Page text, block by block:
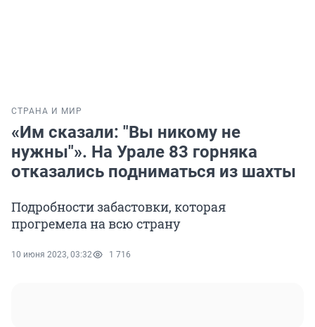
СТРАНА И МИР
«Им сказали: "Вы никому не
нужны"». На Урале 83 горняка
отказались подниматься из шахты
Подробности забастовки, которая
прогремела на всю страну
10 июня 2023, 03:32 1 716